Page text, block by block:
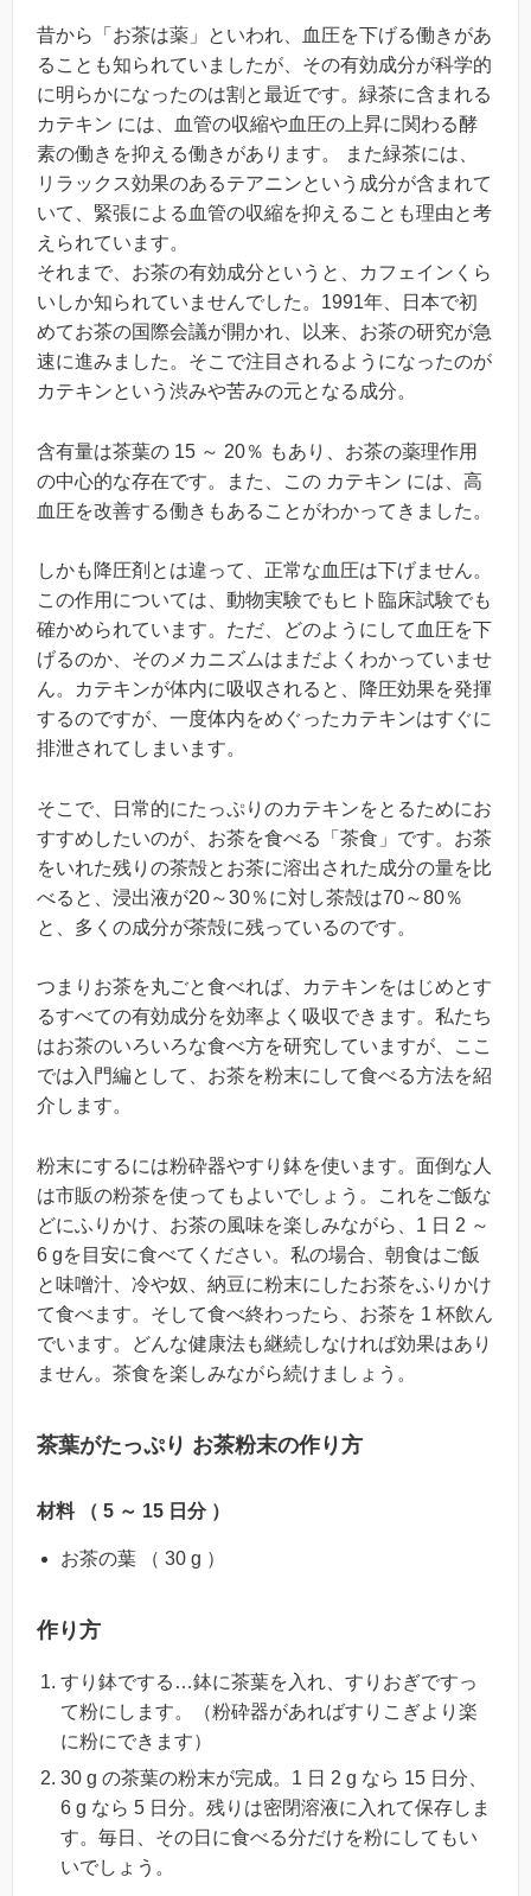
昔から「お茶は薬」といわれ、血圧を下げる働きがあ
ることも知られていましたが、その有効成分が科学的
に明らかになったのは割と最近です。緑茶に含まれる
カテキン には、血管の収縮や血圧の上昇に関わる酵
素の働きを抑える働きがあります。 また緑茶には、
リラックス効果のあるテアニンという成分が含まれて
いて、緊張による血管の収縮を抑えることも理由と考
えられています。
それまで、お茶の有効成分というと、カフェインくら
いしか知られていませんでした。1991年、日本で初
めてお茶の国際会議が開かれ、以来、お茶の研究が急
速に進みました。そこで注目されるようになったのが
カテキンという渋みや苦みの元となる成分。
含有量は茶葉の 15 ～ 20％ もあり、お茶の薬理作用
の中心的な存在です。また、この カテキン には、高
血圧を改善する働きもあることがわかってきました。
しかも降圧剤とは違って、正常な血圧は下げません。
この作用については、動物実験でもヒト臨床試験でも
確かめられています。ただ、どのようにして血圧を下
げるのか、そのメカニズムはまだよくわかっていませ
ん。カテキンが体内に吸収されると、降圧効果を発揮
するのですが、一度体内をめぐったカテキンはすぐに
排泄されてしまいます。
そこで、日常的にたっぷりのカテキンをとるためにお
すすめしたいのが、お茶を食べる「茶食」です。お茶
をいれた残りの茶殻とお茶に溶出された成分の量を比
べると、浸出液が20～30％に対し茶殻は70～80％
と、多くの成分が茶殻に残っているのです。
つまりお茶を丸ごと食べれば、カテキンをはじめとす
るすべての有効成分を効率よく吸収できます。私たち
はお茶のいろいろな食べ方を研究していますが、ここ
では入門編として、お茶を粉末にして食べる方法を紹
介します。
粉末にするには粉砕器やすり鉢を使います。面倒な人
は市販の粉茶を使ってもよいでしょう。これをご飯な
どにふりかけ、お茶の風味を楽しみながら、1 日 2 ～
6 gを目安に食べてください。私の場合、朝食はご飯
と味噌汁、冷や奴、納豆に粉末にしたお茶をふりかけ
て食べます。そして食べ終わったら、お茶を 1 杯飲ん
でいます。どんな健康法も継続しなければ効果はあり
ません。茶食を楽しみながら続けましょう。
茶葉がたっぷり お茶粉末の作り方
材料 （ 5 ～ 15 日分 ）
お茶の葉 （ 30 g ）
作り方
すり鉢でする…鉢に茶葉を入れ、すりおぎですっ
て粉にします。（粉砕器があればすりこぎより楽
に粉にできます）
30 g の茶葉の粉末が完成。1 日 2 g なら 15 日分、
6 g なら 5 日分。残りは密閉溶液に入れて保存しま
す。毎日、その日に食べる分だけを粉にしてもい
いでしょう。